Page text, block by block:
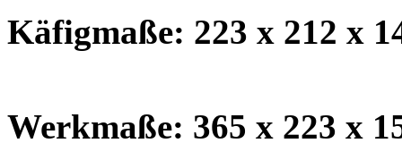
Käfigmaße: 223 x 212 x
Werkmaße: 365 x 223 x